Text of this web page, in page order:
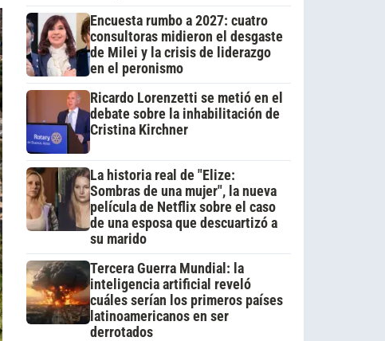
Encuesta rumbo a 2027: cuatro
consultoras midieron el desgaste
de Milei y la crisis de liderazgo
en el peronismo
Ricardo Lorenzetti se metió en el
debate sobre la inhabilitación de
Cristina Kirchner
La historia real de "Elize:
Sombras de una mujer", la nueva
película de Netflix sobre el caso
de una esposa que descuartizó a
su marido
Tercera Guerra Mundial: la
inteligencia artificial reveló
cuáles serían los primeros países
latinoamericanos en ser
derrotados